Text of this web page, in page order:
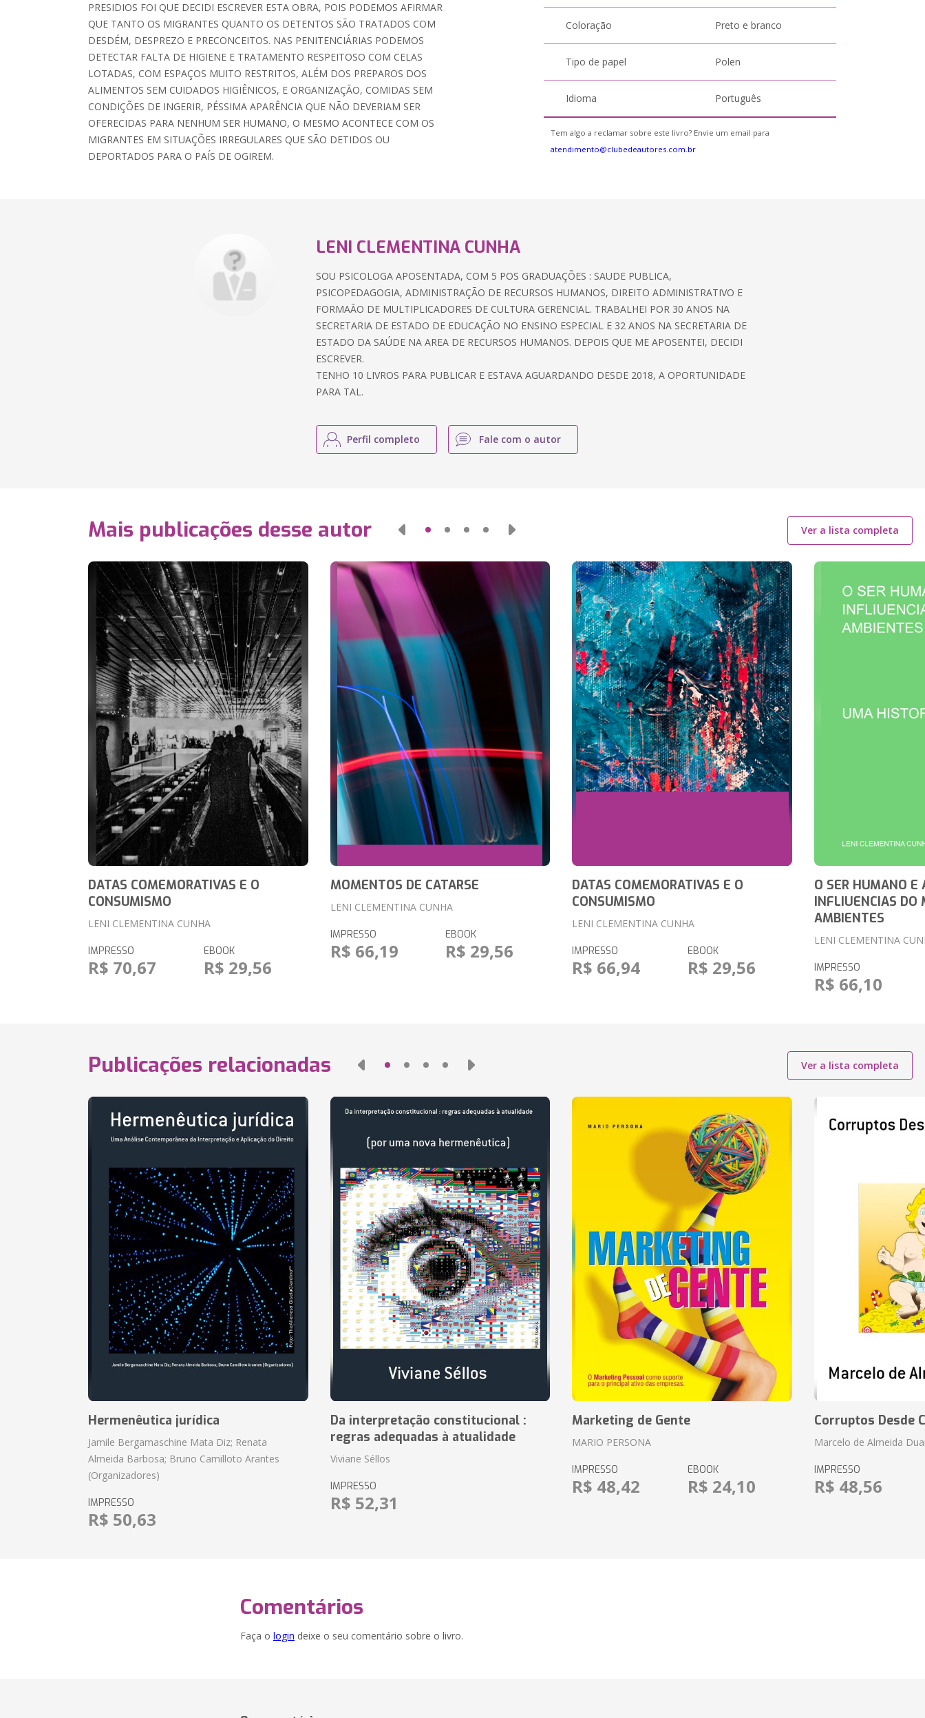
PRESIDIOS FOI QUE DECIDI ESCREVER ESTA OBRA, POIS PODEMOS AFIRMAR
QUE TANTO OS MIGRANTES QUANTO OS DETENTOS SÃO TRATADOS COM
DESDÉM, DESPREZO E PRECONCEITOS. NAS PENITENCIÁRIAS PODEMOS
DETECTAR FALTA DE HIGIENE E TRATAMENTO RESPEITOSO COM CELAS
LOTADAS, COM ESPAÇOS MUITO RESTRITOS, ALÉM DOS PREPAROS DOS
ALIMENTOS SEM CUIDADOS HIGIÊNICOS, E ORGANIZAÇÃO, COMIDAS SEM
CONDIÇÕES DE INGERIR, PÉSSIMA APARÊNCIA QUE NÃO DEVERIAM SER
OFERECIDAS PARA NENHUM SER HUMANO, O MESMO ACONTECE COM OS
MIGRANTES EM SITUAÇÕES IRREGULARES QUE SÃO DETIDOS OU
DEPORTADOS PARA O PAÍS DE OGIREM.
Coloração Preto e branco
Tipo de papel Polen
Idioma Português
Tem algo a reclamar sobre este livro? Envie um email para
atendimento@clubedeautores.com.br
LENI CLEMENTINA CUNHA
SOU PSICOLOGA APOSENTADA, COM 5 POS GRADUAÇÕES : SAUDE PUBLICA,
PSICOPEDAGOGIA, ADMINISTRAÇÃO DE RECURSOS HUMANOS, DIREITO ADMINISTRATIVO E
FORMAÃO DE MULTIPLICADORES DE CULTURA GERENCIAL. TRABALHEI POR 30 ANOS NA
SECRETARIA DE ESTADO DE EDUCAÇÃO NO ENSINO ESPECIAL E 32 ANOS NA SECRETARIA DE
ESTADO DA SAÚDE NA AREA DE RECURSOS HUMANOS. DEPOIS QUE ME APOSENTEI, DECIDI
ESCREVER.
TENHO 10 LIVROS PARA PUBLICAR E ESTAVA AGUARDANDO DESDE 2018, A OPORTUNIDADE
PARA TAL.
Perfil completo Fale com o autor
Mais publicações desse autor Ver a lista completa
DATAS COMEMORATIVAS E O
CONSUMISMO
LENI CLEMENTINA CUNHA
IMPRESSO
R$ 70,67
EBOOK
R$ 29,56
MOMENTOS DE CATARSE
LENI CLEMENTINA CUNHA
IMPRESSO
R$ 66,19
EBOOK
R$ 29,56
DATAS COMEMORATIVAS E O
CONSUMISMO
LENI CLEMENTINA CUNHA
IMPRESSO
R$ 66,94
EBOOK
R$ 29,56
O SER HUMANO E
INFLIUENCIAS DO
AMBIENTES
LENI CLEMENTINA
IMPRESSO
R$ 66,10
Publicações relacionadas Ver a lista completa
Hermenêutica jurídica
Jamile Bergamaschine Mata Diz; Renata
Almeida Barbosa; Bruno Camilloto Arantes
(Organizadores)
IMPRESSO
R$ 50,63
Da interpretação constitucional :
regras adequadas à atualidade
Viviane Séllos
IMPRESSO
R$ 52,31
Marketing de Gente
MARIO PERSONA
IMPRESSO
R$ 48,42
EBOOK
R$ 24,10
Corruptos Desde
Marcelo de Almeida
IMPRESSO
R$ 48,56
Comentários
Faça o login deixe o seu comentário sobre o livro.